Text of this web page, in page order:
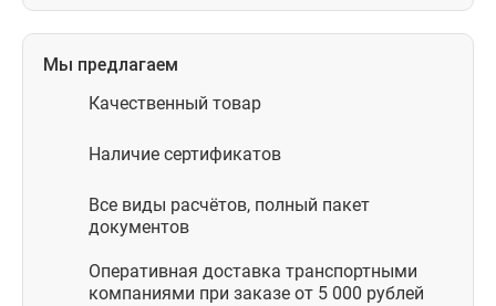
Мы предлагаем
Качественный товар
Наличие сертификатов
Все виды расчётов, полный пакет
документов
Оперативная доставка транспортными
компаниями при заказе от 5 000 рублей